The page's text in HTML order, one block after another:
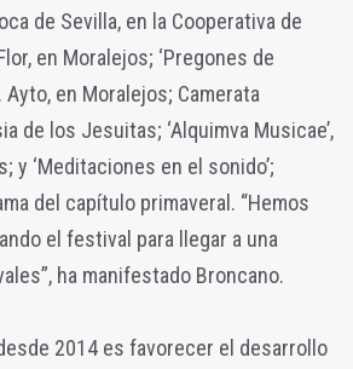
de Sevilla, en la Cooperativa de
en Moralejos; ‘Pregones de
Ayto, en Moralejos; Camerata
de los Jesuitas; ‘Alquimva Musicae’,
y ‘Meditaciones en el sonido’;
del capítulo primaveral. “Hemos
el festival para llegar a una
ha manifestado Broncano.
2014 es favorecer el desarrollo